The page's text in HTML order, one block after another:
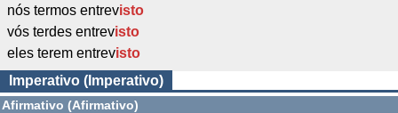
nós termos entrevisto
vós terdes entrevisto
eles terem entrevisto
Imperativo (Imperativo)
Afirmativo (Afirmativo)